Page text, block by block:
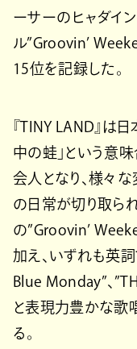
ーサーのヒャダイ
ル”Groovin’
15位を記録した。
『TINY LAND』は日
中の蛙」という意
会人となり、様々
の日常が切り取ら
の”Groovin’
加え、いずれも英
Blue Monday”、
と表現力豊かな歌
る。